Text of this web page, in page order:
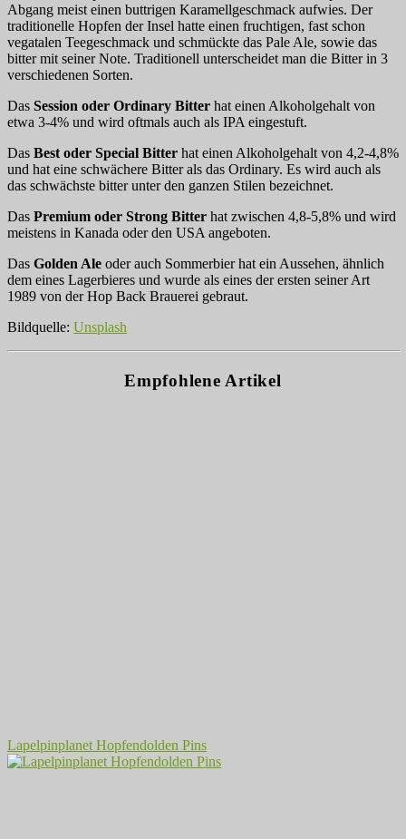
Abgang meist einen buttrigen Karamellgeschmack aufwies. Der
traditionelle Hopfen der Insel hatte einen fruchtigen, fast schon
vegatalen Teegeschmack und schmückte das Pale Ale, sowie das
bitter mit seiner Note. Traditionell unterscheidet man die Bitter in 3
verschiedenen Sorten.
Das Session oder Ordinary Bitter hat einen Alkoholgehalt von
etwa 3-4% und wird oftmals auch als IPA eingestuft.
Das Best oder Special Bitter hat einen Alkoholgehalt von 4,2-4,8%
und hat eine schwächere Bitter als das Ordinary. Es wird auch als
das schwächste bitter unter den ganzen Stilen bezeichnet.
Das Premium oder Strong Bitter hat zwischen 4,8-5,8% und wird
meistens in Kanada oder den USA angeboten.
Das Golden Ale oder auch Sommerbier hat ein Aussehen, ähnlich
dem eines Lagerbieres und wurde als eines der ersten seiner Art
1989 von der Hop Back Brauerei gebraut.
Bildquelle: Unsplash
Empfohlene Artikel
Lapelpinplanet Hopfendolden Pins